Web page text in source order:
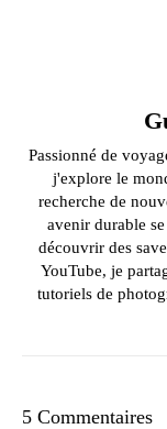
Passionné de
j'explore le
recherche de
avenir durable
découvrir des
YouTube, je
tutoriels de
5 Commentaires